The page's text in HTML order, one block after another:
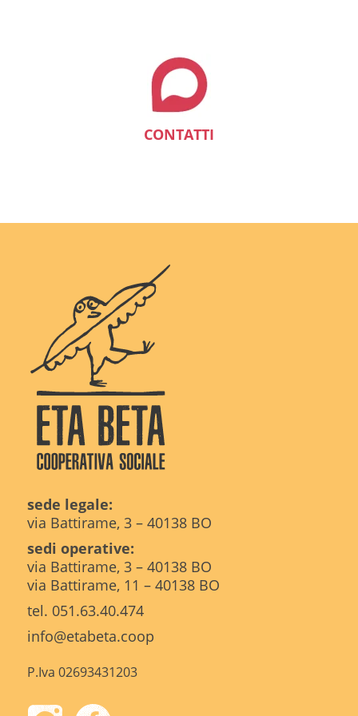
CONTATTI
sede legale:
via Battirame, 3 – 40138 BO
sedi operative:
via Battirame, 3 – 40138 BO
via Battirame, 11 – 40138 BO
tel. 051.63.40.474
info@etabeta.coop
P.Iva 02693431203